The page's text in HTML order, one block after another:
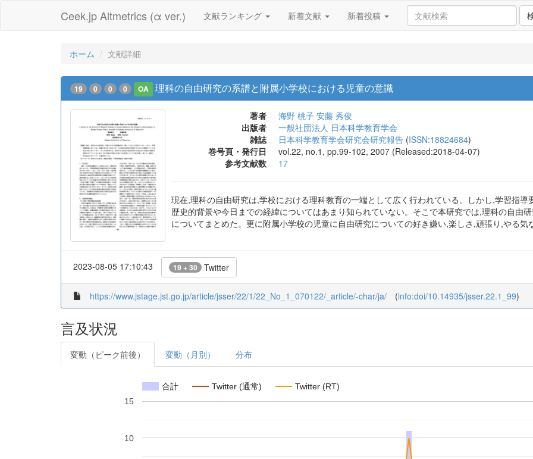
Ceek.jp Altmetrics (α ver.) 文献ランキング 新着文献 新着投稿
ホーム 文献詳細
19 0 0 0 OA 理科の自由研究の系譜と附属小学校における児童の意識
著者 海野 桃子 安藤 秀俊
出版者
一般社団法人 日本科学教育学会
雑誌
日本科学教育学会研究会研究報告 (ISSN:18824684)
巻号頁・発行日
vol.22, no.1, pp.99-102, 2007 (Released:2018-04-07)
参考文献数
17
現在,理科の自由研究は,学校における理科教育の一端として広く行われている。しかし,学習指
歴史的背景や今日までの経緯についてはあまり知られていない。そこで本研究では,理科の自由
についてまとめた。更に附属小学校の児童に自由研究についての好き嫌い,楽しさ,頑張り,やる気
2023-08-05 17:10:43 19 + 30 Twitter
https://www.jstage.jst.go.jp/article/jsser/22/1/22_No_1_070122/_article/-char/ja/ (info:doi/10.14935/jsser.22.1_99)
言及状況
変動（ピーク前後） 変動（月別） 分布
合計 Twitter (通常) Twitter (RT)
10
15